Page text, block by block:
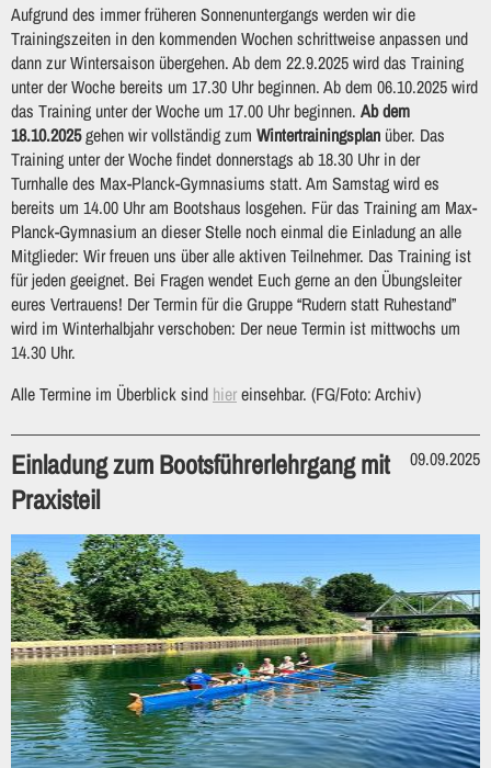
Aufgrund des immer früheren Sonnenuntergangs werden wir die
Trainingszeiten in den kommenden Wochen schrittweise anpassen und
dann zur Wintersaison übergehen. Ab dem 22.9.2025 wird das Training
unter der Woche bereits um 17.30 Uhr beginnen. Ab dem 06.10.2025 wird
das Training unter der Woche um 17.00 Uhr beginnen. Ab dem
18.10.2025gehen wir vollständig zum Wintertrainingsplan über. Das
Training unter der Woche findet donnerstags ab 18.30 Uhr in der
Turnhalle des Max-Planck-Gymnasiums statt. Am Samstag wird es
bereits um 14.00 Uhr am Bootshaus losgehen. Für das Training am Max-
Planck-Gymnasium an dieser Stelle noch einmal die Einladung an alle
Mitglieder: Wir freuen uns über alle aktiven Teilnehmer. Das Training ist
für jeden geeignet. Bei Fragen wendet Euch gerne an den Übungsleiter
eures Vertrauens! Der Termin für die Gruppe “Rudern statt Ruhestand”
wird im Winterhalbjahr verschoben: Der neue Termin ist mittwochs um
14.30 Uhr.
Alle Termine im Überblick sind hiereinsehbar. (FG/Foto: Archiv)
Einladung zum Bootsführerlehrgang mit
Praxisteil
09.09.2025